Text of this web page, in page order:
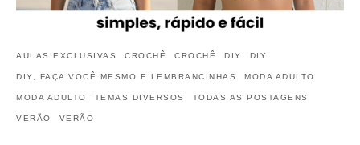
AULAS EXCLUSIVAS CROCHÊ CROCHÊ DIY DIY
DIY, FAÇA VOCÊ MESMO E LEMBRANCINHAS MODA ADULTO
MODA ADULTO TEMAS DIVERSOS TODAS AS POSTAGENS
VERÃO VERÃO